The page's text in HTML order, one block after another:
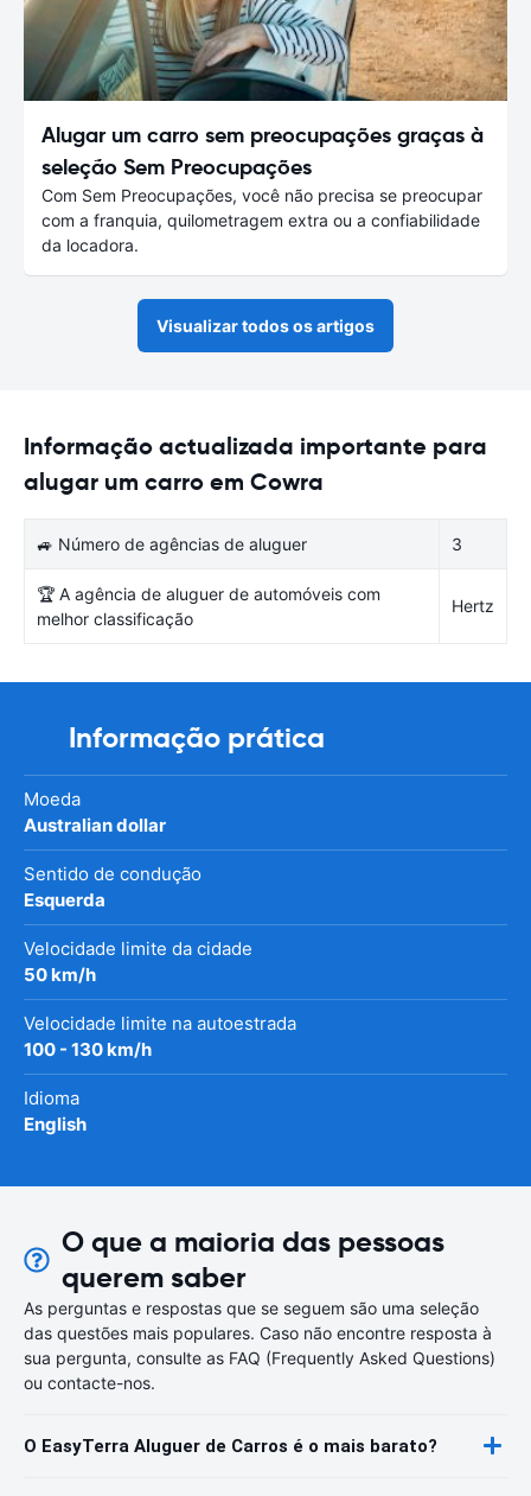
Alugar um carro sem preocupações graças à
seleção Sem Preocupações
Com Sem Preocupações, você não precisa se preocupar
com a franquia, quilometragem extra ou a confiabilidade
da locadora.
Visualizar todos os artigos
Informação actualizada importante para
alugar um carro em Cowra
🚙 Número de agências de aluguer 3
🏆 A agência de aluguer de automóveis com
melhor classificação
Hertz
Informação prática
Moeda
Australian dollar
Sentido de condução
Esquerda
Velocidade limite da cidade
50 km/h
Velocidade limite na autoestrada
100 - 130 km/h
Idioma
English
O que a maioria das pessoas
querem saber
As perguntas e respostas que se seguem são uma seleção
das questões mais populares. Caso não encontre resposta à
sua pergunta, consulte as FAQ (Frequently Asked Questions)
ou contacte-nos.
O EasyTerra Aluguer de Carros é o mais barato?